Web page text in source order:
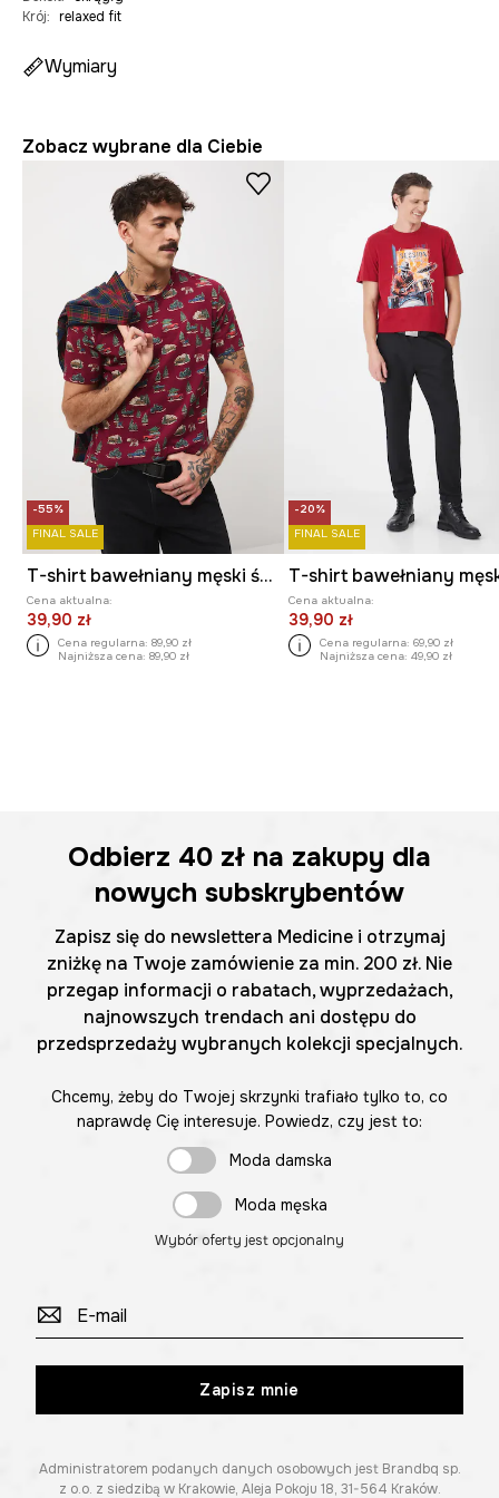
Krój: relaxed fit
Wymiary
Zobacz wybrane dla Ciebie
-55%
FINAL SALE
T-shirt bawełniany męski świąteczny
Cena aktualna:
39,90 zł
Cena regularna: 89,90 zł
Najniższa cena: 89,90 zł
-20%
FINAL SALE
Cena aktualna:
39,90 zł
Cena regularna: 69,90 zł
Najniższa cena: 49,90 zł
Odbierz 40 zł na zakupy dla
nowych subskrybentów
Zapisz się do newslettera Medicine i otrzymaj
zniżkę na Twoje zamówienie za min. 200 zł. Nie
przegap informacji o rabatach, wyprzedażach,
najnowszych trendach ani dostępu do
przedsprzedaży wybranych kolekcji specjalnych.
Chcemy, żeby do Twojej skrzynki trafiało tylko to, co
naprawdę Cię interesuje. Powiedz, czy jest to:
Moda damska
Moda męska
Wybór oferty jest opcjonalny
Zapisz mnie
Administratorem podanych danych osobowych jest Brandbq sp.
z o.o. z siedzibą w Krakowie, Aleja Pokoju 18, 31-564 Kraków.